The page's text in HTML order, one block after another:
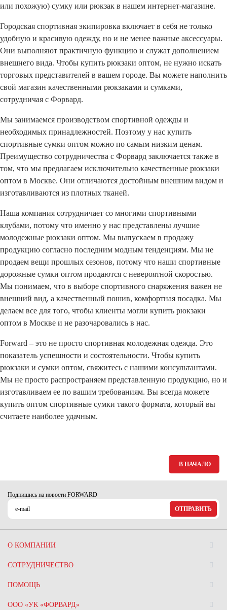
или похожую) сумку или рюкзак в нашем интернет-магазине.
Городская спортивная экипировка включает в себя не только
удобную и красивую одежду, но и не менее важные аксессуары.
Они выполняют практичную функцию и служат дополнением
внешнего вида. Чтобы купить рюкзаки оптом, не нужно искать
торговых представителей в вашем городе. Вы можете наполнить
свой магазин качественными рюкзаками и сумками,
сотрудничая с Форвард.
Мы занимаемся производством спортивной одежды и
необходимых принадлежностей. Поэтому у нас купить
спортивные сумки оптом можно по самым низким ценам.
Преимущество сотрудничества с Форвард заключается также в
том, что мы предлагаем исключительно качественные рюкзаки
оптом в Москве. Они отличаются достойным внешним видом и
изготавливаются из плотных тканей.
Наша компания сотрудничает со многими спортивными
клубами, потому что именно у нас представлены лучшие
молодежные рюкзаки оптом. Мы выпускаем в продажу
продукцию согласно последним модным тенденциям. Мы не
продаем вещи прошлых сезонов, потому что наши спортивные
дорожные сумки оптом продаются с невероятной скоростью.
Мы понимаем, что в выборе спортивного снаряжения важен не
внешний вид, а качественный пошив, комфортная посадка. Мы
делаем все для того, чтобы клиенты могли купить рюкзаки
оптом в Москве и не разочаровались в нас.
Forward – это не просто спортивная молодежная одежда. Это
показатель успешности и состоятельности. Чтобы купить
рюкзаки и сумки оптом, свяжитесь с нашими консультантами.
Мы не просто распространяем представленную продукцию, но и
изготавливаем ее по вашим требованиям. Вы всегда можете
купить оптом спортивные сумки такого формата, который вы
считаете наиболее удачным.
В НАЧАЛО
Подпишись на новости FORWARD
ОТПРАВИТЬ
О КОМПАНИИ
СОТРУДНИЧЕСТВО
ПОМОЩЬ
ООО «УК «ФОРВАРД»